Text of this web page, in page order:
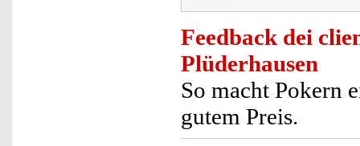
Feedback dei
Plüderhausen
So macht Pokern
gutem Preis.